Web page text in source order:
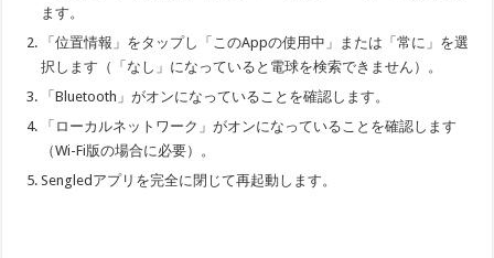
ます。
「位置情報」をタップし「このAppの使用中」または「常に」を選
択します（「なし」になっていると電球を検索できません）。
「Bluetooth」がオンになっていることを確認します。
「ローカルネットワーク」がオンになっていることを確認します
（Wi-Fi版の場合に必要）。
Sengledアプリを完全に閉じて再起動します。